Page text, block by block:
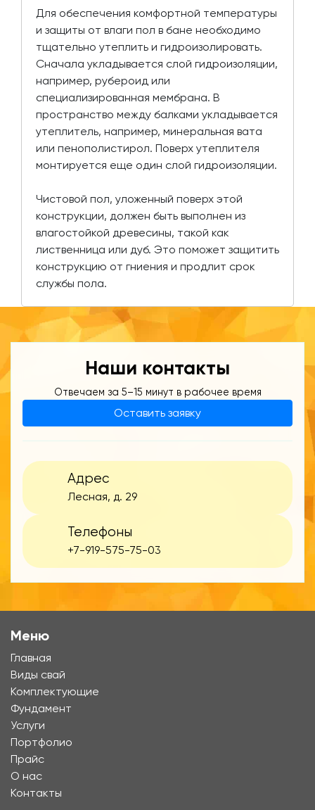
Для обеспечения комфортной температуры
и защиты от влаги пол в бане необходимо
тщательно утеплить и гидроизолировать.
Сначала укладывается слой гидроизоляции,
например, рубероид или
специализированная мембрана. В
пространство между балками укладывается
утеплитель, например, минеральная вата
или пенополистирол. Поверх утеплителя
монтируется еще один слой гидроизоляции.
Чистовой пол, уложенный поверх этой
конструкции, должен быть выполнен из
влагостойкой древесины, такой как
лиственница или дуб. Это поможет защитить
конструкцию от гниения и продлит срок
службы пола.
Наши контакты
Отвечаем за 5–15 минут в рабочее время
Оставить заявку
Адрес
Лесная, д. 29
Телефоны
+7-919-575-75-03
Меню
Главная
Виды свай
Комплектующие
Фундамент
Услуги
Портфолио
Прайс
О нас
Контакты